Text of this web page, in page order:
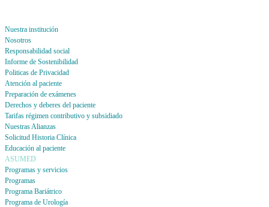
Nuestra institución
Nosotros
Responsabilidad social
Informe de Sostenibilidad
Politicas de Privacidad
Atención al paciente
Preparación de exámenes
Derechos y deberes del paciente
Tarifas régimen contributivo y subsidiado
Nuestras Alianzas
Solicitud Historia Clínica
Educación al paciente
ASUMED
Programas y servicios
Programas
Programa Bariátrico
Programa de Urología